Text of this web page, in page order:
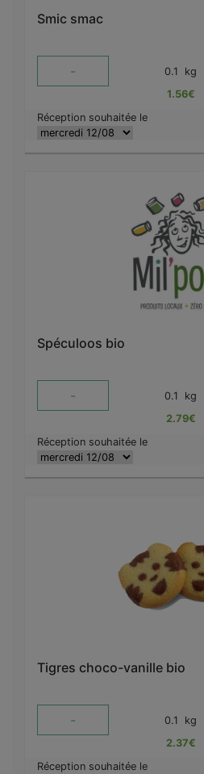
Smic smac
- 0.1 kg
1.56€
Réception souhaitée le
Spéculoos bio
- 0.1 kg
2.79€
Réception souhaitée le
Tigres choco-vanille bio
- 0.1 kg
2.37€
Réception souhaitée le